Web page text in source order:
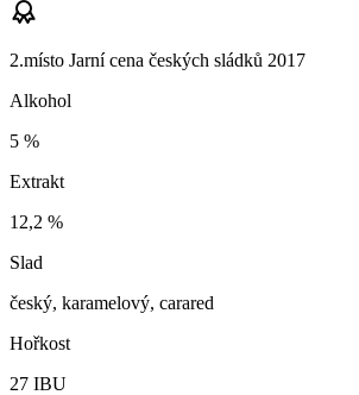
2.místo Jarní cena českých sládků 2017
Alkohol
5 %
Extrakt
12,2 %
Slad
český, karamelový, carared
Hořkost
27 IBU